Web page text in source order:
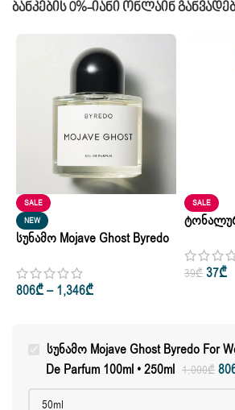
Ბანკების 0%-Იანი Ონლაინ
SALE
NEW
Სუნამო Mojave Ghost Byredo
Parfum 100ml • 250ml
806₾– 1,346₾
SALE
No
39₾ 37₾
Სუნამო Mojave Ghost Byredo For
De Parfum 100ml • 250ml 1,000₾